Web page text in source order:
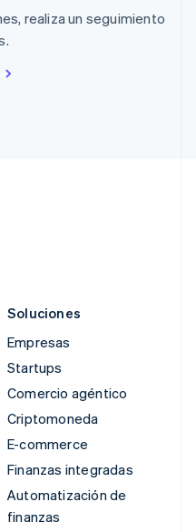
realiza un seguimiento
Soluciones
Empresas
Startups
Comercio agéntico
Criptomoneda
E-commerce
Finanzas integradas
Automatización de
finanzas